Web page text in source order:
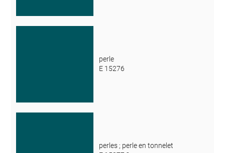
perle
E 15276
perles ; perle en tonnelet